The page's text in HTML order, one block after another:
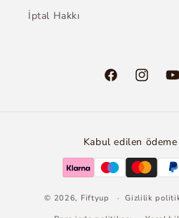
İptal Hakkı
FacebookInstagram
Kabul edilen
© 2026, Fiftyup Gizlilik